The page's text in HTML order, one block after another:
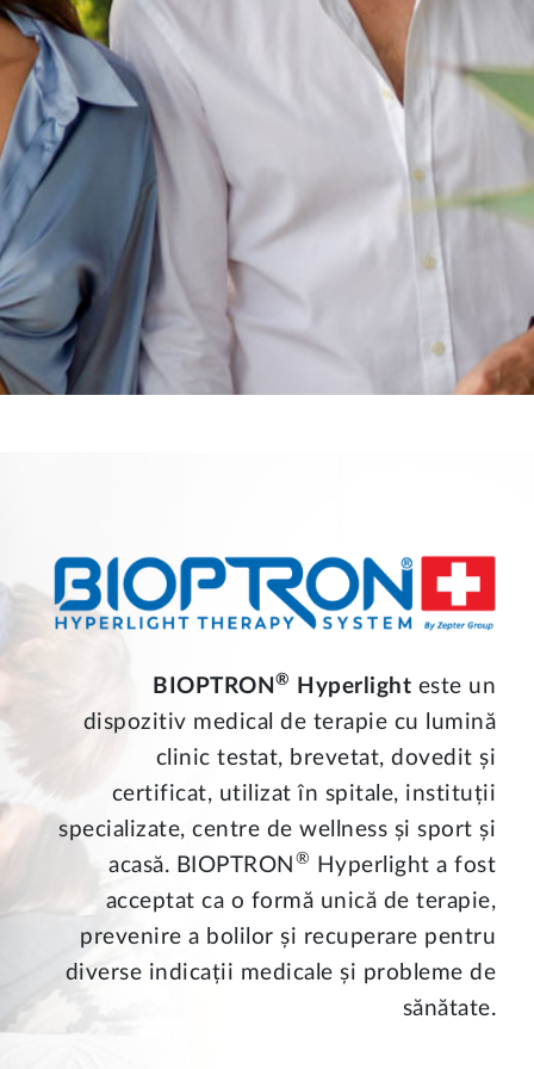
BIOPTRON ® Hyperlight este un
dispozitiv medical de terapie cu lumină
clinic testat, brevetat, dovedit și
certificat, utilizat în spitale, instituții
specializate, centre de wellness și sport și
acasă. BIOPTRON ®
Hyperlight a fost
acceptat ca o formă unică de terapie,
prevenire a bolilor și recuperare pentru
diverse indicații medicale și probleme de
sănătate.